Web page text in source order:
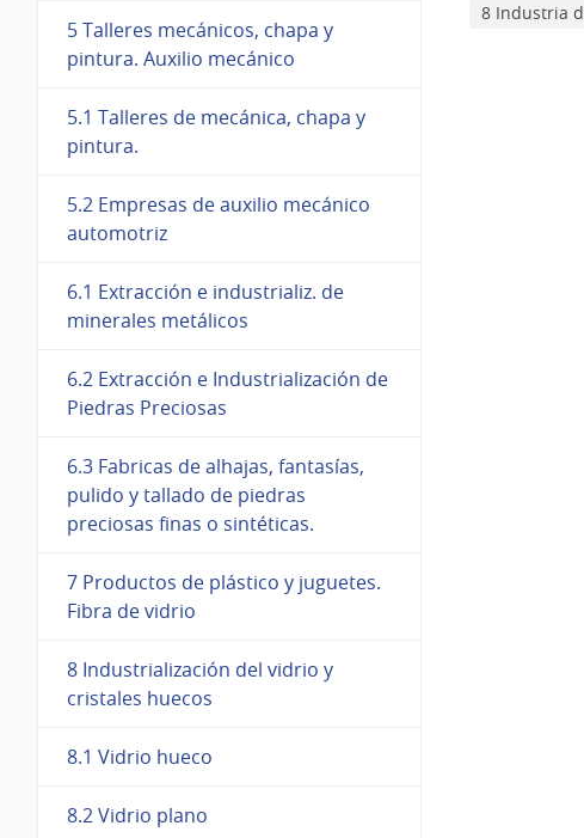
5 Talleres mecánicos, chapa y
pintura. Auxilio mecánico
5.1 Talleres de mecánica, chapa y
pintura.
5.2 Empresas de auxilio mecánico
automotriz
6.1 Extracción e industrializ. de
minerales metálicos
6.2 Extracción e Industrialización de
Piedras Preciosas
6.3 Fabricas de alhajas, fantasías,
pulido y tallado de piedras
preciosas finas o sintéticas.
7 Productos de plástico y juguetes.
Fibra de vidrio
8 Industrialización del vidrio y
cristales huecos
8.1 Vidrio hueco
8.2 Vidrio plano
8 Industria